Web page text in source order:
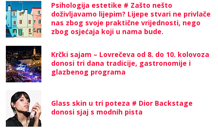
Psihologija estetike # Zašto nešto
doživljavamo lijepim? Lijepe stvari ne privlače
nas zbog svoje praktične vrijednosti, nego
zbog osjećaja koji u nama bude.
Krčki sajam – Lovrečeva od 8. do 10. kolovoza
donosi tri dana tradicije, gastronomije i
glazbenog programa
Glass skin u tri poteza # Dior Backstage
donosi sjaj s modnih pista